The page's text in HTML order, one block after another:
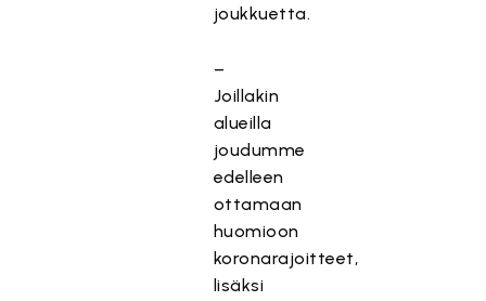
joukkuetta.
–
Joillakin
alueilla
joudumme
edelleen
ottamaan
huomioon
koronarajoitteet,
lisäksi